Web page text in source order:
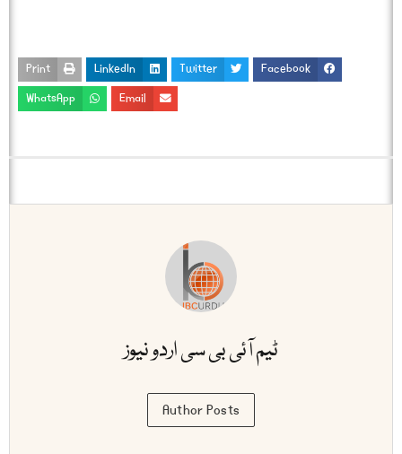
Facebook
Twitter
LinkedIn
Print
Email
WhatsApp
ٹیم آئی بی سی اردو نیوز
Author Posts